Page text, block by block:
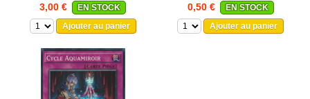
3,00 €
EN STOCK
Ajouter au panier
0,50 €
EN STOCK
Ajouter au panier